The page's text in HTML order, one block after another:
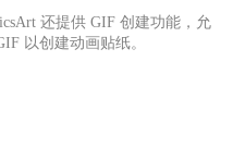
还提供 GIF 创建功能，允
以创建动画贴纸。